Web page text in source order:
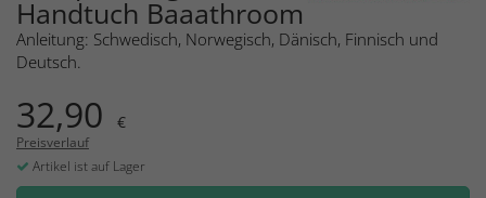
Handtuch Baaathroom
Anleitung: Schwedisch, Norwegisch, Dänisch, Finnisch und
Deutsch.
32,90 €
Preisverlauf
Artikel ist auf Lager